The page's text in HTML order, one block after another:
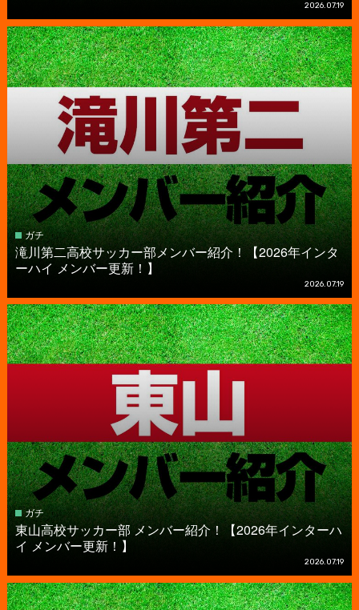
2026.07.19
ガチ
滝川第二高校サッカー部メンバー紹介！【2026年インタ
ーハイ メンバー更新！】
2026.07.19
ガチ
東山高校サッカー部 メンバー紹介！【2026年インターハ
イ メンバー更新！】
2026.07.19